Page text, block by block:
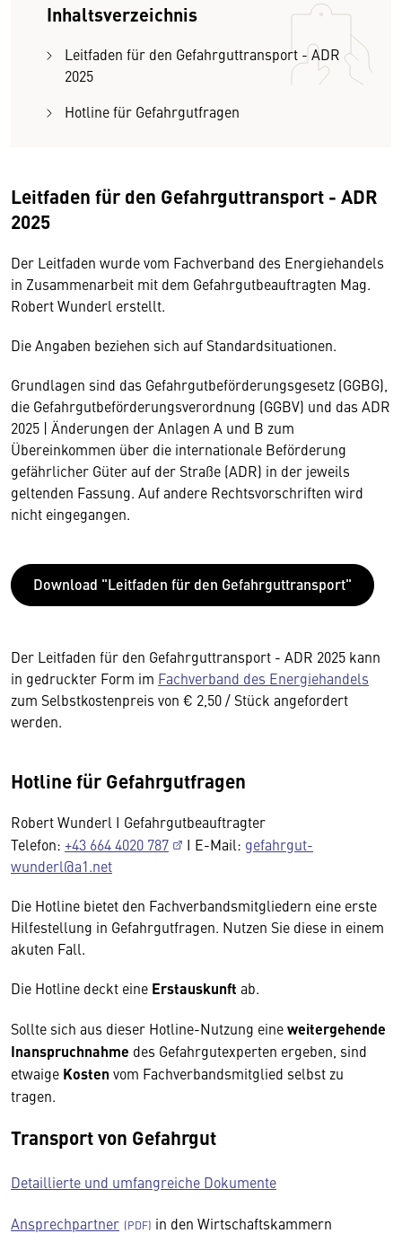
Inhaltsverzeichnis
Leitfaden für den Gefahrguttransport - ADR
2025
Hotline für Gefahrgutfragen
Leitfaden für den Gefahrguttransport - ADR
2025
Der Leitfaden wurde vom Fachverband des Energiehandels
in Zusammenarbeit mit dem Gefahrgutbeauftragten Mag.
Robert Wunderl erstellt.
Die Angaben beziehen sich auf Standardsituationen.
Grundlagen sind das Gefahrgutbeförderungsgesetz (GGBG),
die Gefahrgutbeförderungsverordnung (GGBV) und das ADR
2025 | Änderungen der Anlagen A und B zum
Übereinkommen über die internationale Beförderung
gefährlicher Güter auf der Straße (ADR) in der jeweils
geltenden Fassung. Auf andere Rechtsvorschriften wird
nicht eingegangen.
Download "Leitfaden für den Gefahrguttransport"
Der Leitfaden für den Gefahrguttransport - ADR 2025 kann
in gedruckter Form im Fachverband des Energiehandels
zum Selbstkostenpreis von € 2,50 / Stück angefordert
werden.
Hotline für Gefahrgutfragen
Robert Wunderl I Gefahrgutbeauftragter
Telefon: +43 664 4020 787 I E-Mail: gefahrgut-
wunderl@a1.net
Die Hotline bietet den Fachverbandsmitgliedern eine erste
Hilfestellung in Gefahrgutfragen. Nutzen Sie diese in einem
akuten Fall.
Die Hotline deckt eine Erstauskunft ab.
Sollte sich aus dieser Hotline-Nutzung eineweitergehende
Inanspruchnahme des Gefahrgutexperten ergeben, sind
etwaige Kosten vom Fachverbandsmitglied selbst zu
tragen.
Transport von Gefahrgut
Detaillierte und umfangreiche Dokumente
Ansprechpartner in den Wirtschaftskammern